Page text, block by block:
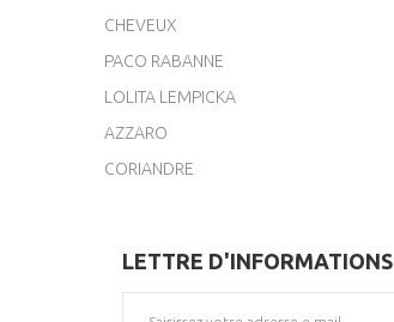
CHEVEUX
PACO RABANNE
LOLITA LEMPICKA
AZZARO
CORIANDRE
LETTRE D'INFORMATIONS